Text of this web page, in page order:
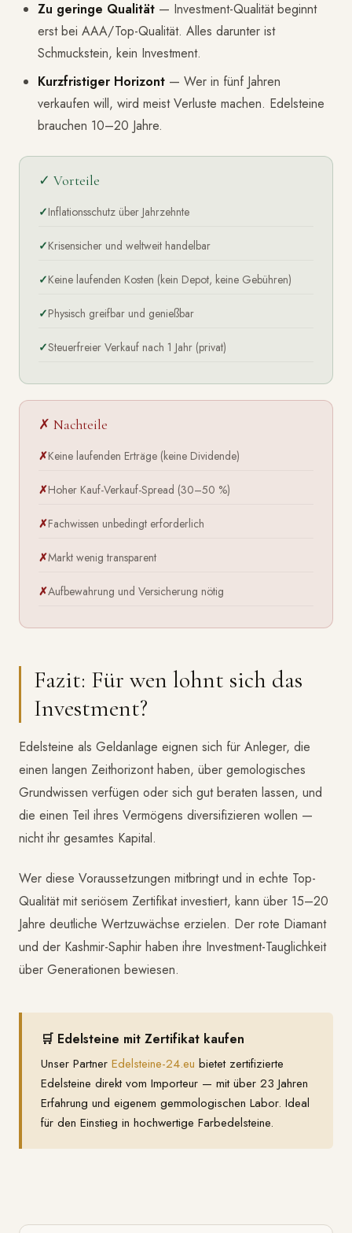
Zu geringe Qualität — Investment-Qualität beginnt
erst bei AAA/Top-Qualität. Alles darunter ist
Schmuckstein, kein Investment.
Kurzfristiger Horizont — Wer in fünf Jahren
verkaufen will, wird meist Verluste machen. Edelsteine
brauchen 10–20 Jahre.
✓ Vorteile
Inflationsschutz über Jahrzehnte
Krisensicher und weltweit handelbar
Keine laufenden Kosten (kein Depot, keine Gebühren)
Physisch greifbar und genießbar
Steuerfreier Verkauf nach 1 Jahr (privat)
✗ Nachteile
Keine laufenden Erträge (keine Dividende)
Hoher Kauf-Verkauf-Spread (30–50 %)
Fachwissen unbedingt erforderlich
Markt wenig transparent
Aufbewahrung und Versicherung nötig
Fazit: Für wen lohnt sich das
Investment?
Edelsteine als Geldanlage eignen sich für Anleger, die
einen langen Zeithorizont haben, über gemologisches
Grundwissen verfügen oder sich gut beraten lassen, und
die einen Teil ihres Vermögens diversifizieren wollen —
nicht ihr gesamtes Kapital.
Wer diese Voraussetzungen mitbringt und in echte Top-
Qualität mit seriösem Zertifikat investiert, kann über 15–20
Jahre deutliche Wertzuwächse erzielen. Der rote Diamant
und der Kashmir-Saphir haben ihre Investment-Tauglichkeit
über Generationen bewiesen.
🛒 Edelsteine mit Zertifikat kaufen
Unser Partner Edelsteine-24.eu bietet zertifizierte
Edelsteine direkt vom Importeur — mit über 23 Jahren
Erfahrung und eigenem gemmologischen Labor. Ideal
für den Einstieg in hochwertige Farbedelsteine.